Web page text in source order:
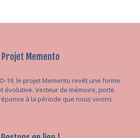
Projet Memento
19, le projet Memento revêt une forme
évolutive. Vecteur de mémoire, porte
à la période que nous vivons.